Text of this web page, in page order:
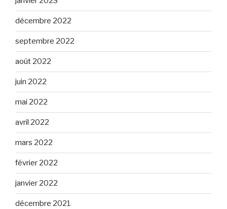
décembre 2022
septembre 2022
août 2022
juin 2022
mai 2022
avril 2022
mars 2022
février 2022
janvier 2022
décembre 2021